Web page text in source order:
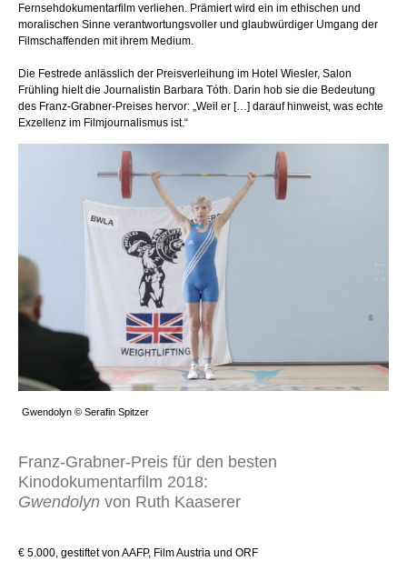
Fernsehdokumentarfilm verliehen. Prämiert wird ein im ethischen und
moralischen Sinne verantwortungsvoller und glaubwürdiger Umgang der
Filmschaffenden mit ihrem Medium.
Die Festrede anlässlich der Preisverleihung im Hotel Wiesler, Salon
Frühling hielt die Journalistin Barbara Tóth. Darin hob sie die Bedeutung
des Franz-Grabner-Preises hervor: „Weil er […] darauf hinweist, was echte
Exzellenz im Filmjournalismus ist.“
Gwendolyn © Serafin Spitzer
Franz-Grabner-Preis für den besten
Kinodokumentarfilm 2018:
Gwendolyn von Ruth Kaaserer
€ 5.000, gestiftet von AAFP, Film Austria und ORF